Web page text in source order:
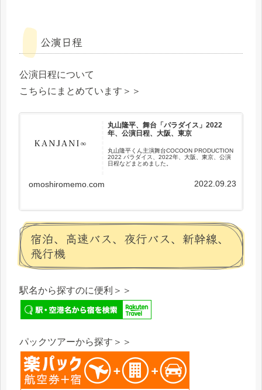
公演日程
公演日程について
こちらにまとめています＞＞
丸山隆平、舞台「パラダイス」2022
年、公演日程、大阪、東京
丸山隆平くん主演舞台COCOON PRODUCTION
2022 パラダイス、2022年、大阪、東京、公演
日程などまとめました。
omoshiromemo.com 2022.09.23
宿泊、高速バス、夜行バス、新幹線、
飛行機
駅名から探すのに便利＞＞
パックツアーから探す＞＞